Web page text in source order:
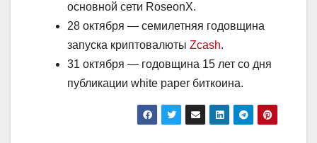
основной сети RoseonX.
28 октября — семилетняя годовщина
запуска криптовалюты Zcash.
31 октября — годовщина 15 лет со дня
публикации white paper биткоина.